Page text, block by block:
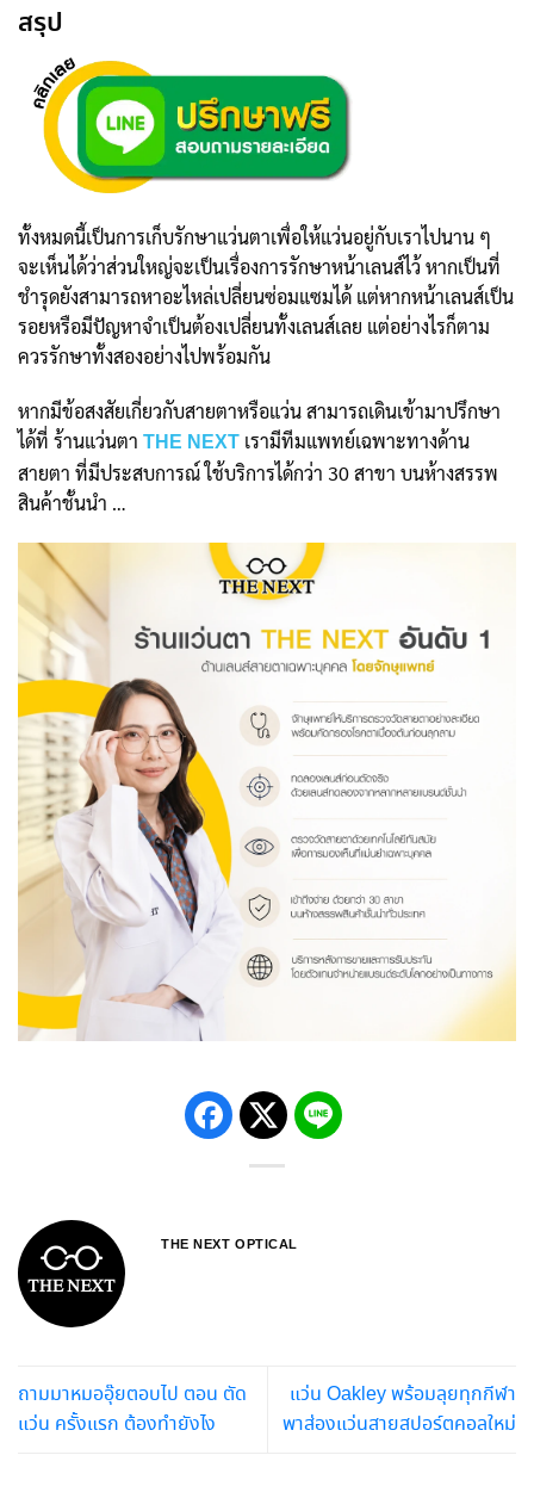
สรุป
ทั้งหมดนี้เป็นการเก็บรักษาแว่นตาเพื่อให้แว่นอยู่กับเราไปนาน ๆ
จะเห็นได้ว่าส่วนใหญ่จะเป็นเรื่องการรักษาหน้าเลนส์ไว้ หากเป็นที่
ชำรุดยังสามารถหาอะไหล่เปลี่ยนซ่อมแซมได้ แต่หากหน้าเลนส์เป็น
รอยหรือมีปัญหาจำเป็นต้องเปลี่ยนทั้งเลนส์เลย แต่อย่างไรก็ตาม
ควรรักษาทั้งสองอย่างไปพร้อมกัน
หากมีข้อสงสัยเกี่ยวกับสายตาหรือแว่น สามารถเดินเข้ามาปรึกษา
ได้ที่ ร้านแว่นตา THE NEXT เรามีทีมแพทย์เฉพาะทางด้าน
สายตา ที่มีประสบการณ์ ใช้บริการได้กว่า 30 สาขา บนห้างสรรพ
สินค้าชั้นนำ …
THE NEXT OPTICAL
ถามมาหมออุ๊ยตอบไป ตอน ตัด
แว่น ครั้งแรก ต้องทำยังไง
แว่น Oakley พร้อมลุยทุกกีฬา
พาส่องแว่นสายสปอร์ตคอลใหม่